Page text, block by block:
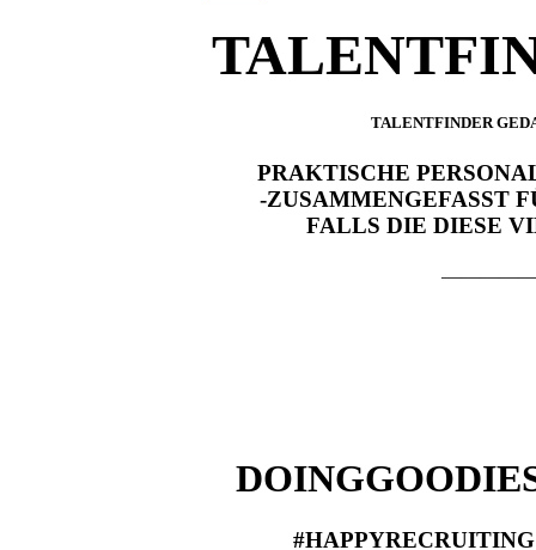
TALENTFINDER
PRAKTISCHE
-ZUSAMMENGEFASST
FALLS DIE DIESE